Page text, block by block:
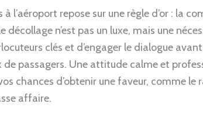
à l’aéroport repose sur une règle d’or : la
décollage n’est pas un luxe, mais une
clés et d’engager le dialogue
de passagers. Une attitude calme et
chances d’obtenir une faveur, comme
affaire.